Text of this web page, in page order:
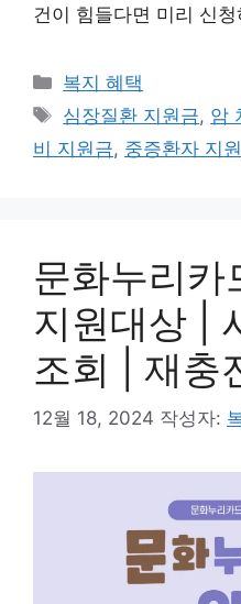
건이 힘들다면 미리 신
카
테
리
복지 혜택
태
그
심장질환 지원금, 암
비 지원금, 중증환자 지원
문화누리카
지원대상 |
조회 | 재충
12월 18, 2024 작성자: